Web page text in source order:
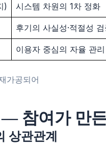
) 시스템 차원의 1차 정화
후기의 사실성·적절성 검
이용자 중심의 자율 관리
가공되어
참여가 만
상관관계